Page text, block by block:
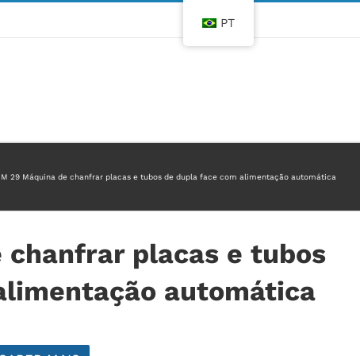
29 Máquina de chanfrar placas e tubos de dupla face com alimentação automática
chanfrar placas e tubos
automática
PT